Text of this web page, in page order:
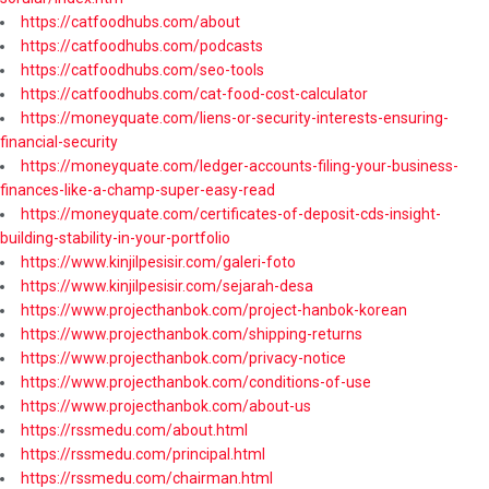
https://catfoodhubs.com/about
https://catfoodhubs.com/podcasts
https://catfoodhubs.com/seo-tools
https://catfoodhubs.com/cat-food-cost-calculator
https://moneyquate.com/liens-or-security-interests-ensuring-
financial-security
https://moneyquate.com/ledger-accounts-filing-your-business-
finances-like-a-champ-super-easy-read
https://moneyquate.com/certificates-of-deposit-cds-insight-
building-stability-in-your-portfolio
https://www.kinjilpesisir.com/galeri-foto
https://www.kinjilpesisir.com/sejarah-desa
https://www.projecthanbok.com/project-hanbok-korean
https://www.projecthanbok.com/shipping-returns
https://www.projecthanbok.com/privacy-notice
https://www.projecthanbok.com/conditions-of-use
https://www.projecthanbok.com/about-us
https://rssmedu.com/about.html
https://rssmedu.com/principal.html
https://rssmedu.com/chairman.html